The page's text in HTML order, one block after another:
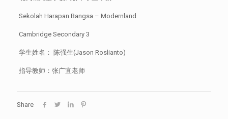
Sekolah Harapan Bangsa – Modernland
Cambridge Secondary 3
学生姓名： 陈强生(Jason Roslianto)
指导教师：张广宜老师
Share